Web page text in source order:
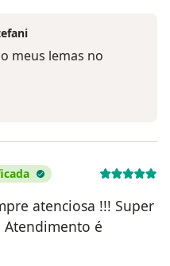
meus lemas no
atenciosa !!! Super
é